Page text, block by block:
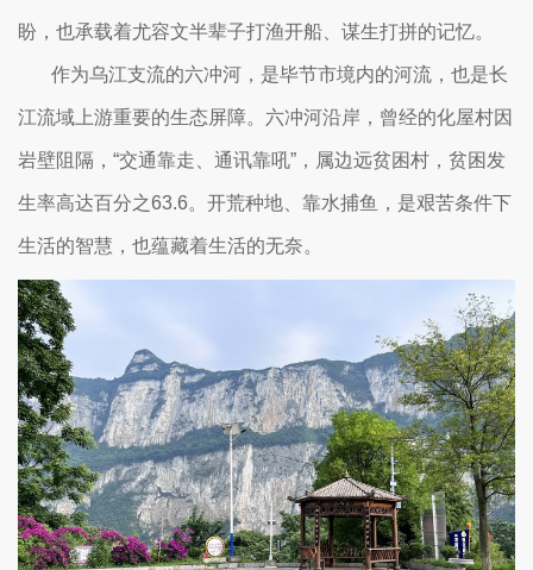
盼，也承载着尤容文半辈子打渔开船、谋生打拼的记忆。
作为乌江支流的六冲河，是毕节市境内的河流，也是长
江流域上游重要的生态屏障。六冲河沿岸，曾经的化屋村因
岩壁阻隔，“交通靠走、通讯靠吼”，属边远贫困村，贫困发
生率高达百分之63.6。开荒种地、靠水捕鱼，是艰苦条件下
生活的智慧，也蕴藏着生活的无奈。